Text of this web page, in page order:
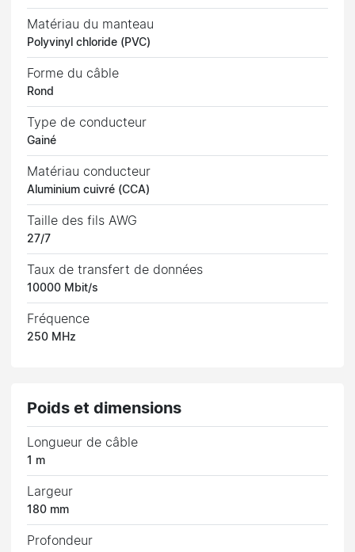
Matériau du manteau
Polyvinyl chloride (PVC)
Forme du câble
Rond
Type de conducteur
Gainé
Matériau conducteur
Aluminium cuivré (CCA)
Taille des fils AWG
27/7
Taux de transfert de données
10000 Mbit/s
Fréquence
250 MHz
Poids et dimensions
Longueur de câble
1 m
Largeur
180 mm
Profondeur